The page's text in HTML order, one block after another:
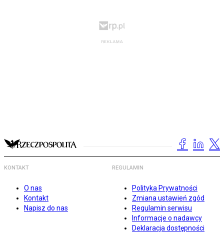
KONTAKT
O nas
Kontakt
Napisz do nas
REGULAMIN
Polityka Prywatności
Zmiana ustawień zgód
Regulamin serwisu
Informacje o nadawcy
Deklaracja dostępności